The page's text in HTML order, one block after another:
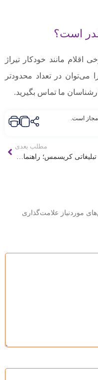
اقلام مانند خودکار تیراژ
می‌توان در تعداد محدودتر
ما تماس بگیرید.
مجاز است.
مطلب بعدی
موردنیاز علامت‌گذاری